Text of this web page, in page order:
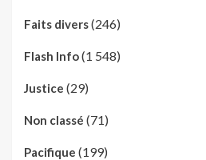
Faits divers(246)
Flash Info(1 548)
Justice (29)
Non classé (71)
Pacifique (199)